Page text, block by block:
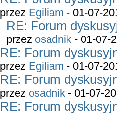
przez Egiliam - 01-07-
RE: Forum
przez osadnik - 01-07-
RE: Forum
przez Egiliam - 01-07-
RE: Forum
przez osadnik - 01-07-
RE: Forum